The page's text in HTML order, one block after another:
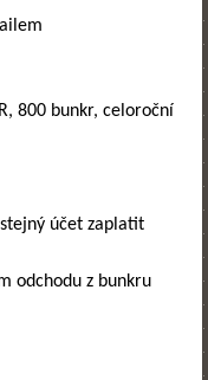
800 bunkr, celoroční
účet zaplatit
odchodu z bunkru